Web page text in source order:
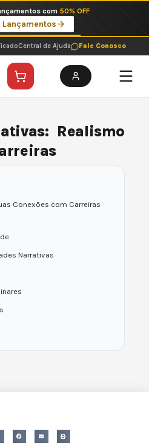
com 50% OFF
Lançamentos
Central de Ajuda Fale Conosco
Realismo
Conexões com Carreiras
Narrativas